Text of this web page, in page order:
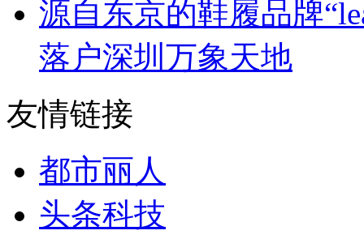
源自东京的鞋履品牌
落户深圳万象天地
友情链接
都市丽人
头条科技